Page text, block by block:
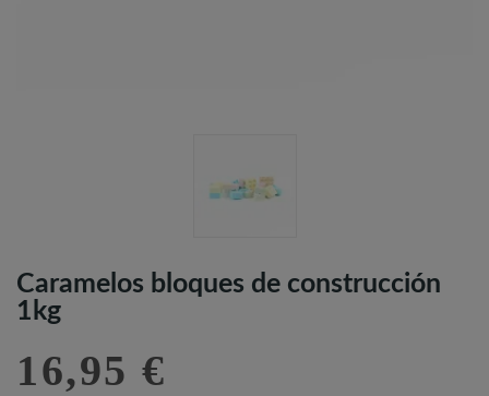
Caramelos bloques de construcción
1kg
16,95 €